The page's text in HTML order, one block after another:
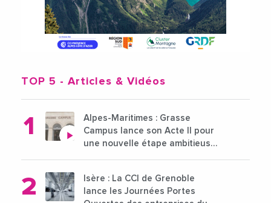
TOP 5 - Articles & Vidéos
Alpes-Maritimes : Grasse
Campus lance son Acte II pour
une nouvelle étape ambitieuse
Isère : La CCI de Grenoble
lance les Journées Portes